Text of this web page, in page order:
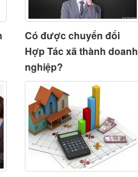
Có được chuyển đổi
Hợp Tác xã thành doanh
nghiệp?